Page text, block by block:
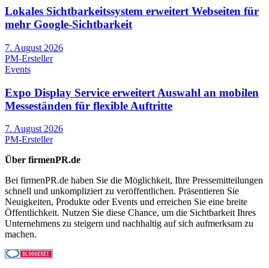
Lokales Sichtbarkeitssystem erweitert Webseiten für
mehr Google-Sichtbarkeit
7. August 2026
PM-Ersteller
Events
Expo Display Service erweitert Auswahl an mobilen
Messeständen für flexible Auftritte
7. August 2026
PM-Ersteller
Über firmenPR.de
Bei firmenPR.de haben Sie die Möglichkeit, Ihre Pressemitteilungen
schnell und unkompliziert zu veröffentlichen. Präsentieren Sie
Neuigkeiten, Produkte oder Events und erreichen Sie eine breite
Öffentlichkeit. Nutzen Sie diese Chance, um die Sichtbarkeit Ihres
Unternehmens zu steigern und nachhaltig auf sich aufmerksam zu
machen.